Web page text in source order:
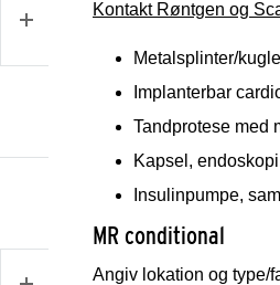
Kontakt Røntgen og
Metalsplinter/
Implanterbar
Tandprotese med
Kapsel,
Insulinpumpe,
MR conditional
Angiv lokation og type/